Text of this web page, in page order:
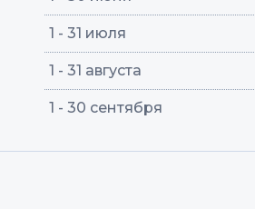
1 - 31 июля
1 - 31 августа
1 - 30 сентября